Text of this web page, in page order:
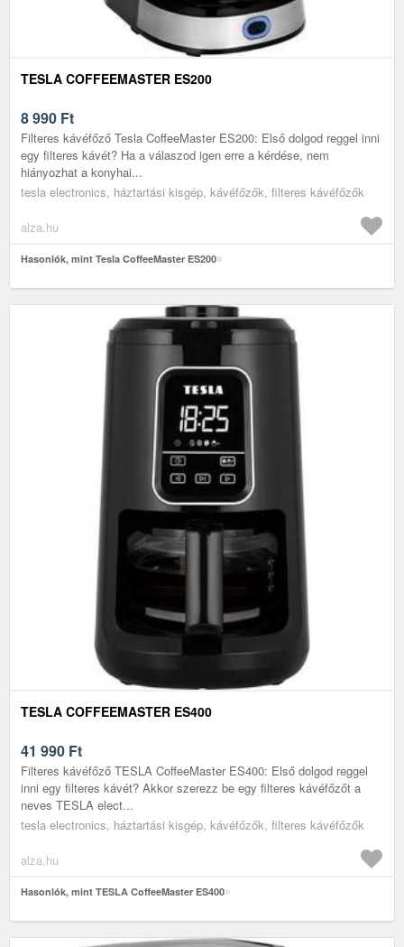
TESLA COFFEEMASTER ES200
8 990 Ft
Filteres kávéfőző Tesla CoffeeMaster ES200: Első dolgod reggel inni
egy filteres kávét? Ha a válaszod igen erre a kérdése, nem
hiányozhat a konyhai...
tesla electronics, háztartási kisgép, kávéfőzők, filteres kávéfőzők
alza.hu
Hasonlók, mint Tesla CoffeeMaster ES200
TESLA COFFEEMASTER ES400
41 990 Ft
Filteres kávéfőző TESLA CoffeeMaster ES400: Első dolgod reggel
inni egy filteres kávét? Akkor szerezz be egy filteres kávéfőzőt a
neves TESLA elect...
tesla electronics, háztartási kisgép, kávéfőzők, filteres kávéfőzők
alza.hu
Hasonlók, mint TESLA CoffeeMaster ES400